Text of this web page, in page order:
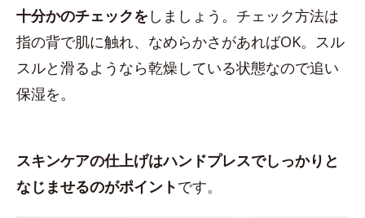
十分かのチェックを しましょう。チェック方法は
指の背で肌に触れ、なめらかさがあればOK。スル
スルと滑るようなら乾燥している状態なので追い
保湿を。
スキンケアの仕上げはハンドプレスでしっかりと
なじませるのがポイントです。